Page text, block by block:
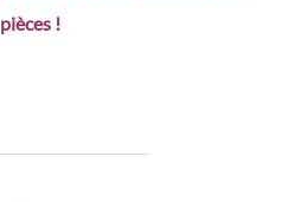
pièces !